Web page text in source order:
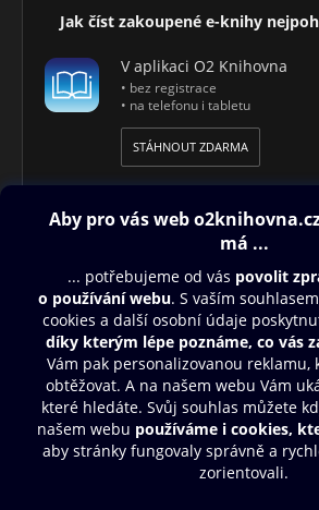
Jak číst zakoupené e-knihy
V aplikaci O2 Knihovna
• bez registrace
• na telefonu i tabletu
STÁHNOUT ZDARMA
Obsah ke stažení
Moje O2 Knihovna
Další zábava
© O2 Czech Republic a.s.